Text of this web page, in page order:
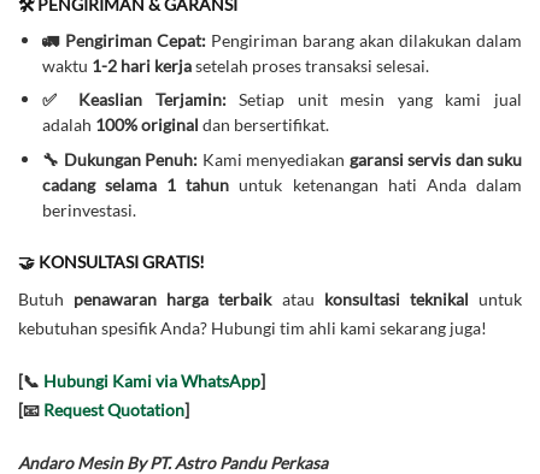
🛠️ PENGIRIMAN & GARANSI
🚛 Pengiriman Cepat:Pengiriman barang akan dilakukan dalam
waktu 1-2 hari kerjasetelah proses transaksi selesai.
✅ Keaslian Terjamin:Setiap unit mesin yang kami jual
adalah 100% original dan bersertifikat.
🔧 Dukungan Penuh: Kami menyediakan garansi servis dan suku
cadang selama 1 tahun untuk ketenangan hati Anda dalam
berinvestasi.
🤝 KONSULTASI GRATIS!
Butuh penawaran harga terbaikatau konsultasi teknikal untuk
kebutuhan spesifik Anda? Hubungi tim ahli kami sekarang juga!
[📞 Hubungi Kami via WhatsApp]
[📧 Request Quotation]
Andaro Mesin By PT. Astro Pandu Perkasa